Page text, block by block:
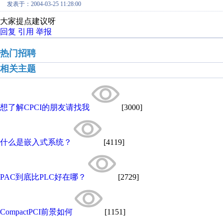
发表于：2004-03-25 11:28:00
大家提点建议呀
回复 引用 举报
热门招聘
相关主题
想了解CPCI的朋友请找我 [3000]
什么是嵌入式系统？ [4119]
PAC到底比PLC好在哪？ [2729]
CompactPCI前景如何 [1151]